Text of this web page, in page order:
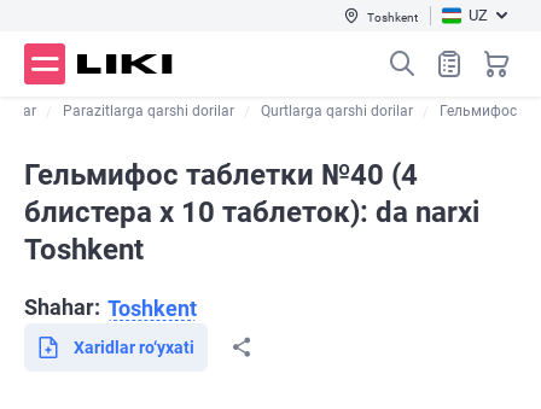
Toshkent UZ
Parazitlarga qarshi dorilar Qurtlarga qarshi dorilar Гельмифос
Гельмифос таблетки №40 (4
блистера х 10 таблеток): da narxi
Toshkent
Shahar: Toshkent
Xaridlar ro‘yxati